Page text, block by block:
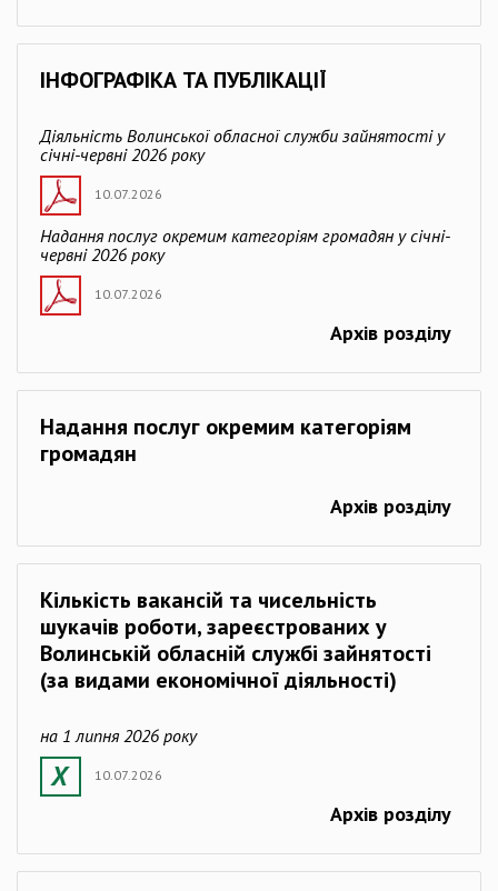
ІНФОГРАФІКА ТА ПУБЛІКАЦІЇ
Діяльність Волинської обласної служби зайнятості у
січні-червні 2026 року
10.07.2026
Надання послуг окремим категоріям громадян у січні-
червні 2026 року
10.07.2026
Архів розділу
Надання послуг окремим категоріям
громадян
Архів розділу
Кількість вакансій та чисельність
шукачів роботи, зареєстрованих у
Волинській обласній службі зайнятості
(за видами економічної діяльності)
на 1 липня 2026 року
10.07.2026
Архів розділу